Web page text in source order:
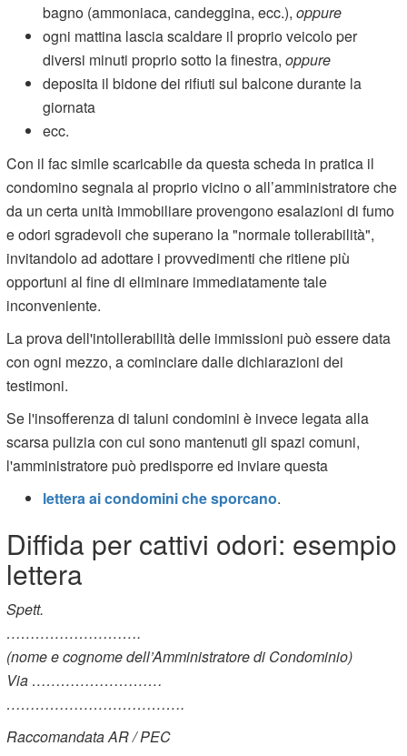
bagno (ammoniaca, candeggina, ecc.),oppure
ogni mattina lascia scaldare il proprio veicolo per
diversi minuti proprio sotto la finestra,oppure
deposita il bidone dei rifiuti sul balcone durante la
giornata
ecc.
Con il fac simile scaricabile da questa scheda in pratica il
condomino segnala al proprio vicino o all’amministratore che
da un certa unità immobiliare provengono esalazioni di fumo
e odori sgradevoli che superano la "normale tollerabilità",
invitandolo ad adottare i provvedimenti che ritiene più
opportuni al fine di eliminare immediatamente tale
inconveniente.
La prova dell'intollerabilità delle immissioni può essere data
con ogni mezzo, a cominciare dalle dichiarazioni dei
testimoni.
Se l'insofferenza di taluni condomini è invece legata alla
scarsa pulizia con cui sono mantenuti gli spazi comuni,
l'amministratore può predisporre ed inviare questa
lettera ai condomini che sporcano.
Diffida per cattivi odori: esempio
lettera
Spett.
……………………….
(nome e cognome dell’Amministratore di Condominio)
Via ………………………
……………………………….
Raccomandata AR / PEC